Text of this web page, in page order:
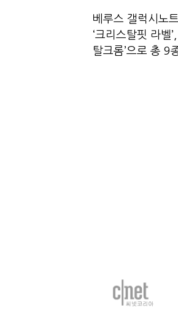
베루스 갤럭시노
‘크리스탈핏 라벨
탈크롬’으로 총 9